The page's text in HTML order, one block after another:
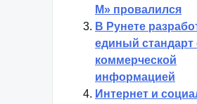
М» провалился
В Рунете
единый стандарт
коммерческой
информацией
Интернет и